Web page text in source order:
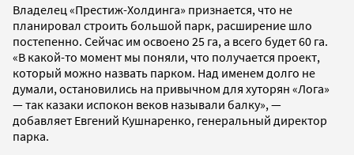
Владелец «Престиж-Холдинга» признается, что не
планировал строить большой парк, расширение шло
постепенно. Сейчас им освоено 25 га, а всего будет 60 га.
«В какой-то момент мы поняли, что получается проект,
который можно назвать парком. Над именем долго не
думали, остановились на привычном для хуторян «Лога»
— так казаки испокон веков называли балку», —
добавляет Евгений Кушнаренко, генеральный директор
парка.